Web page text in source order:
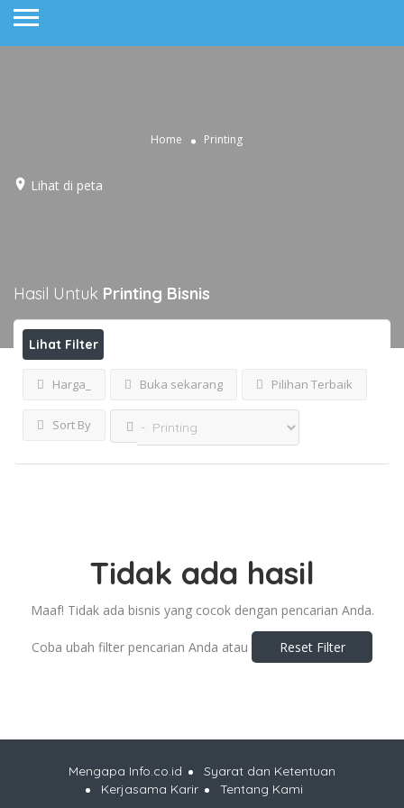
Home Printing
Lihat di peta
Hasil Untuk Printing Bisnis
Lihat Filter
Harga_ Buka sekarang Pilihan Terbaik
Sort By
Tidak ada hasil
Maaf! Tidak ada bisnis yang cocok dengan pencarian Anda.
Coba ubah filter pencarian Anda atau Reset Filter
Mengapa Info.co.id
Syarat dan Ketentuan
Kerjasama Karir
Tentang Kami